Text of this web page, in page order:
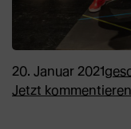
20. Januar 2021
Jetzt kommentieren